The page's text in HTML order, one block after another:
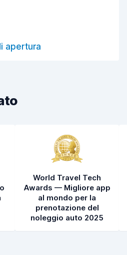
apertura
World Travel Tech
Awards — Migliore app
al mondo per la
prenotazione del
noleggio auto 2025